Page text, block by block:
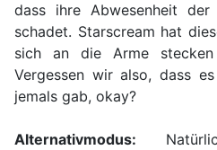
dass ihre Abwesenheit
schadet. Starscream hat
sich an die Arme
Vergessen wir also, dass
jemals gab, okay?
Alternativmodus: